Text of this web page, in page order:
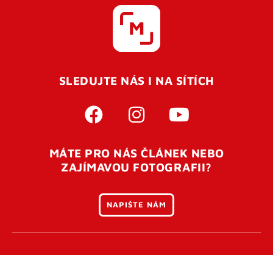
Pro úspěšné dokončení registrace je potřeba
vaší e-mailovouadresu. Po úspěšném odeslání
otevření tohoto odkazu se váš účet ověří a můžete se
přihlásit. Nezapomeňte zkontrolovat složku SPAM ve
SLEDUJTE NÁS I NA SÍTÍCH
MÁTE PRO NÁS ČLÁNEK NEBO
ZAJÍMAVOU FOTOGRAFII?
NAPIŠTE NÁM